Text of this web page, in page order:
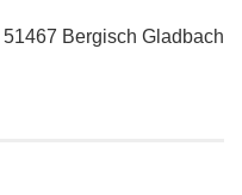
Bergisch Gladbach